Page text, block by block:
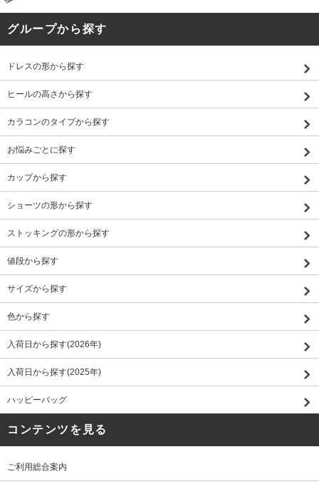
グループから探す
ドレスの形から探す
ヒールの高さから探す
カラコンのタイプから探す
お悩みごとに探す
カップから探す
ショーツの形から探す
ストッキングの形から探す
値段から探す
サイズから探す
色から探す
入荷日から探す(2026年)
入荷日から探す(2025年)
ハッピーバッグ
コンテンツを見る
ご利用総合案内